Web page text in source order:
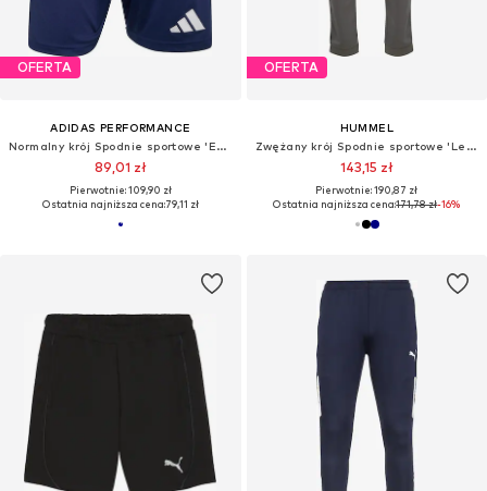
OFERTA
ADIDAS PERFORMANCE
Normalny krój Spodnie sportowe 'ENT26'
89,01 zł
Pierwotnie: 109,90 zł
Ostatnia najniższa cena:79,11 zł
OFERTA
HUMMEL
Zwężany krój Spodnie sportowe 'Lead 2.0'
143,15 zł
Pierwotnie: 190,87 zł
Ostatnia najniższa cena:171,78 zł-16%